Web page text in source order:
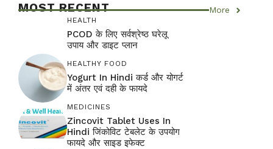
MOST RECENT More
HEALTH
PCOD के लिए सर्वश्रेष्ठ घरेलू
उपाय और डाइट प्लान
HEALTHY FOOD
Yogurt In Hindi कर्ड और योगर्ट
में अंतर एवं दही के फायदे
MEDICINES
Zincovit Tablet Uses In
Hindi जिंकोविट टेबलेट के उपयोग
फायदे और साइड इफेक्ट